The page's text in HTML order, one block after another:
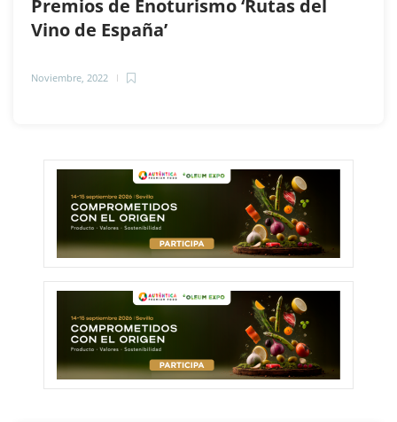
Premios de Enoturismo ‘Rutas del
Vino de España’
Noviembre, 2022